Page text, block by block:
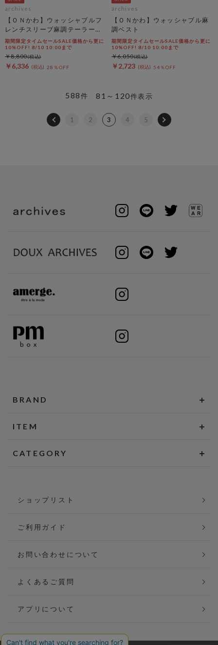
archives
【ＯＮかわ】ウォッシャブルフ
レンチスリーブ麻調テーラード
ＪＫ
期間限定タイムセールSALE価格から更に
10%OFF! 8/10 10:00まで
￥6,336 28％OFF
￥8,800
archives
【ＯＮかわ】ウォッシャブル麻
調ベスト
期間限定タイムセールSALE価格から更に
10%OFF! 8/10 10:00まで
￥2,723 54％OFF
￥6,050
81～120件表示
588件
1 2 3 4 5
BRAND
ITEM
CATEGORY
ショップリスト
ご利用ガイド
お問い合わせについて
よくあるご質問
アプリについて